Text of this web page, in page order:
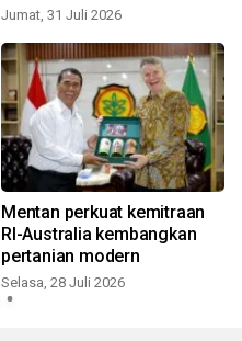
Jumat, 31 Juli 2026
Mentan perkuat kemitraan
RI-Australia kembangkan
pertanian modern
Selasa, 28 Juli 2026